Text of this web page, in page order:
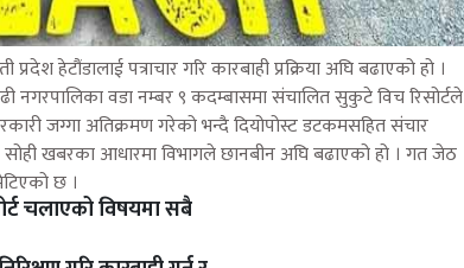
हेटौंडालाई पत्राचार गरि कारबाही प्रक्रिया अघि बढाएको हो ।
नगरपालिका वडा नम्बर ९ कदम्बासमा संचालित सुकुटे विच रिसोर्टले
जग्गा अतिक्रमण गरेको भन्दै दियोपोस्ट डटकमसहित संचार
खबरका आधारमा विभागले छानबीन अघि बढाएको हो । गत जेठ
छ ।
चलाएको विषयमा सबै